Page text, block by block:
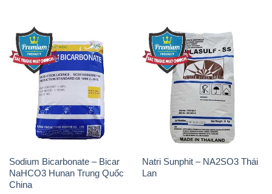
Sodium Bicarbonate – Bicar
NaHCO3 Hunan Trung Quốc
China
Natri Sunphit – NA2SO3 Thái
Lan